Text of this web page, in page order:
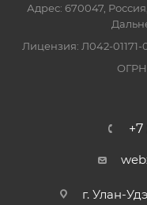
Адрес: 670047,
Лицензия: Л042-01171-
ОГРН
+7
г. Улан-